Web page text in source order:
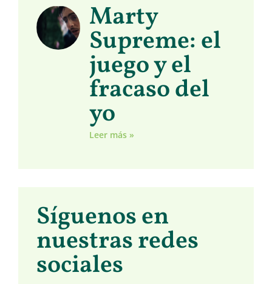
Marty
Supreme: el
juego y el
fracaso del
yo
Leer más »
Síguenos en
nuestras redes
sociales